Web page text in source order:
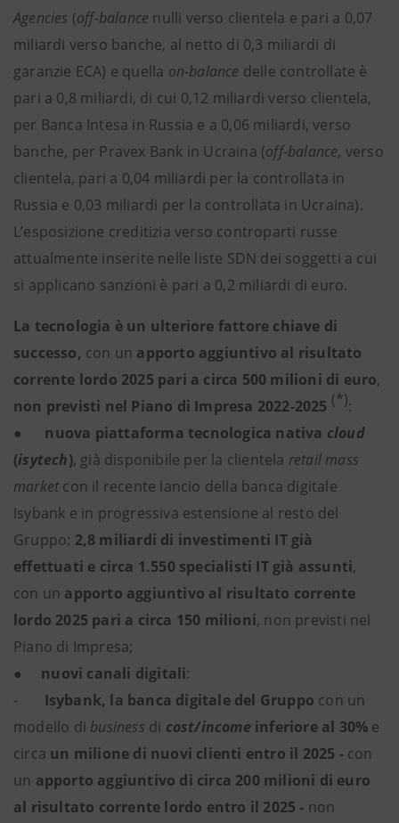
Agencies (off-balance nulli verso clientela e pari a 0,07
miliardi verso banche, al netto di 0,3 miliardi di
garanzie ECA) e quella on-balance delle controllate è
pari a 0,8 miliardi, di cui 0,12 miliardi verso clientela,
per Banca Intesa in Russia e a 0,06 miliardi, verso
banche, per Pravex Bank in Ucraina (off-balance, verso
clientela, pari a 0,04 miliardi per la controllata in
Russia e 0,03 miliardi per la controllata in Ucraina).
L’esposizione creditizia verso controparti russe
attualmente inserite nelle liste SDN dei soggetti a cui
si applicano sanzioni è pari a 0,2 miliardi di euro.
La tecnologia è un ulteriore fattore chiave di
successo, con un apporto aggiuntivo al risultato
corrente lordo 2025 pari a circa 500 milioni di euro,
non previsti nel Piano di Impresa 2022-2025 (*):
● nuova piattaforma tecnologica nativa cloud
(isytech), già disponibile per la clientela retail mass
marketcon il recente lancio della banca digitale
Isybank e in progressiva estensione al resto del
Gruppo: 2,8 miliardi di investimenti IT già
effettuati e circa 1.550 specialisti IT già assunti,
con un apporto aggiuntivo al risultato corrente
lordo 2025 pari a circa 150 milioni, non previsti nel
Piano di Impresa;
● nuovi canali digitali:
- Isybank, la banca digitale del Gruppo con un
modello di business di cost/income inferiore al 30% e
circa un milione di nuovi clienti entro il 2025 - con
un apporto aggiuntivo di circa 200 milioni di euro
al risultato corrente lordo entro il 2025 - non